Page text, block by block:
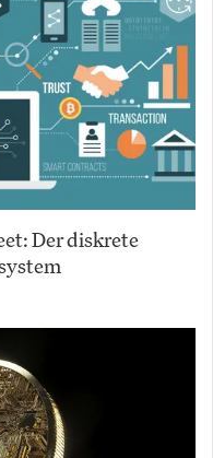
Der diskrete